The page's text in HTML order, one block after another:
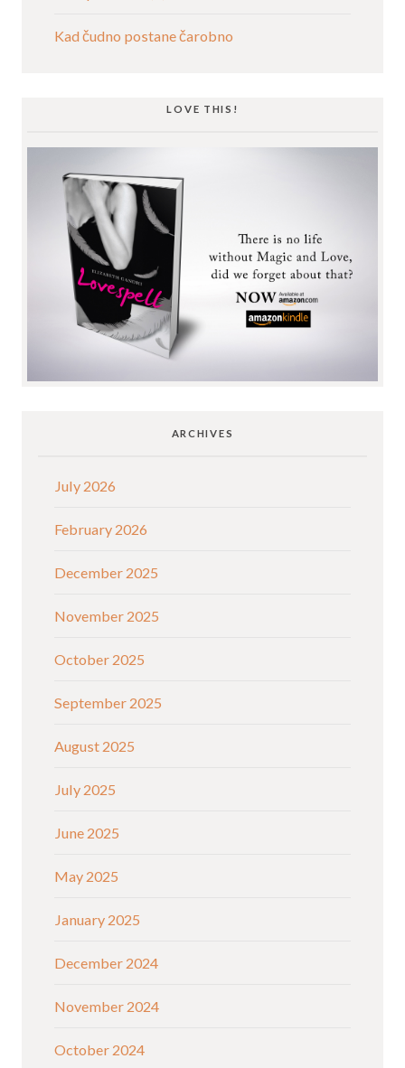
Kad čudno postane čarobno
LOVE THIS!
ARCHIVES
July 2026
February 2026
December 2025
November 2025
October 2025
September 2025
August 2025
July 2025
June 2025
May 2025
January 2025
December 2024
November 2024
October 2024